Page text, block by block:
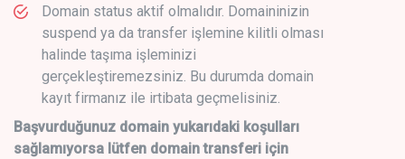
Domain status aktif olmalıdır. Domaininizin
suspend ya da transfer işlemine kilitli olması
halinde taşıma işleminizi
gerçekleştiremezsiniz. Bu durumda domain
kayıt firmanız ile irtibata geçmelisiniz.
Başvurduğunuz domain yukarıdaki koşulları
sağlamıyorsa lütfen domain transferi için